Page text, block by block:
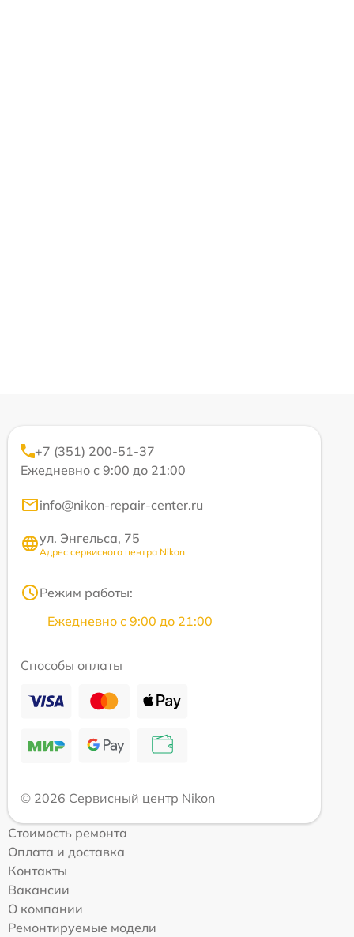
+7 (351) 200-51-37
Ежедневно с 9:00 до 21:00
info@nikon-repair-center.ru
ул. Энгельса, 75
Адрес сервисного центра Nikon
Режим работы:
Ежедневно с 9:00 до 21:00
Способы оплаты
© 2026 Сервисный центр Nikon
Стоимость ремонта
Оплата и доставка
Контакты
Вакансии
О компании
Ремонтируемые модели